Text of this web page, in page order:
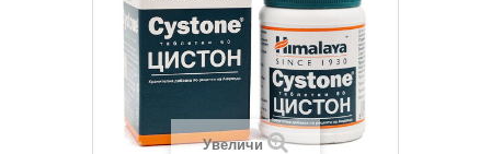
Увеличи